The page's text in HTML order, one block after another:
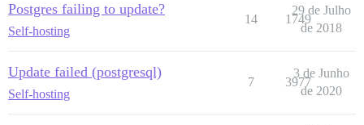
Postgres failing to update?
Self-hosting
14 1749
29 de Julho
de 2018
Update failed (postgresql)
Self-hosting
7 3977
3 de Junho
de 2020